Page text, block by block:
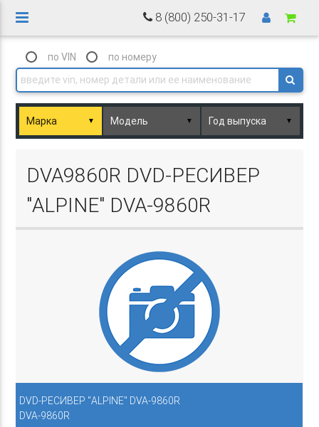
8 (800) 250-31-17
по VIN по номеру
▼ ▼ ▼
DVA9860R DVD-РЕСИВЕР
"ALPINE" DVA-9860R
DVD-РЕСИВЕР "ALPINE" DVA-9860R
DVA-9860R